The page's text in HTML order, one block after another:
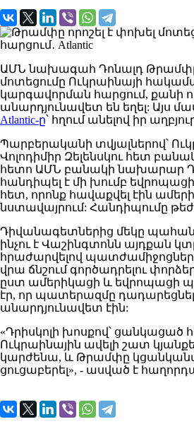
ԱՄՆ նախագահ Դոնալդ
մոտեցումը Ուկրաինայի
կարգավորման հարցում, քանի
անարդյունավետ են եղել: Այս
Atlantic-ը՝ հղում անելով իր
Պարբերականի տվյալներով՝
Վոլոդիմիր Զելենսկու հետ
հետո ԱՄՆ բանակի նախարար
հանդիպել է մի խումբ
հետ, որոնք հավաքվել էին
նստավայրում: Հանդիպումը թեժ
Դիվանագետներից մեկը
ինչու է Վաշինգտոնն այդքան
հրաժարվելով
վրա ճնշում գործադրելու
ըստ ամերիկացի և եվրոպացի
էր, որ պատերազմը
անարդյունավետ էին:
«Դրիսկոլի խոսքով՝ ցանկացած
Ուկրաինային ավելի շատ
կարժենա, և Թրամփը
ցուցաբերել», - ասված է